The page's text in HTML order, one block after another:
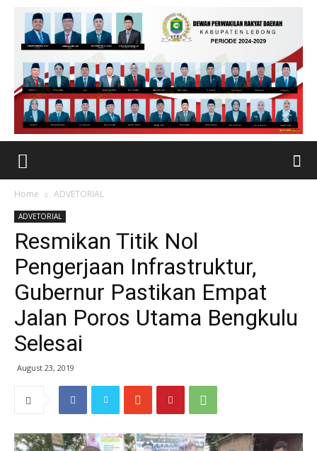
Home ADVETORIAL
ADVETORIAL
Resmikan Titik Nol
Pengerjaan Infrastruktur,
Gubernur Pastikan Empat
Jalan Poros Utama Bengkulu
Selesai
August 23, 2019